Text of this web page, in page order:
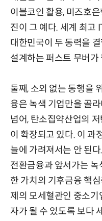
이블코인 활용, 미즈호
진이 그 예다. 세계 최고
대한민국이 두 동력을
설계하는 퍼스트 무버가
둘째, 소외 없는 동행을
융은 녹색 기업만을 골
넘어, 탄소집약산업의
이 확장되고 있다. 이 과
늘에 가려져서는 안 된
전환금융과 앞서가는
한 가치의 기후금융 핵
제의 모세혈관인 중소기
자가 될 수 있도록 보다